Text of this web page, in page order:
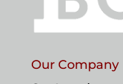
Our Company